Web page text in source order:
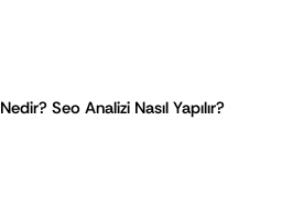
Seo Analizi Nasıl Yapılır?